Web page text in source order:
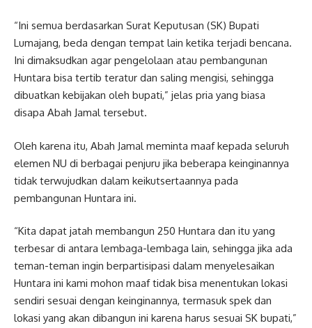
“Ini semua berdasarkan Surat Keputusan (SK) Bupati
Lumajang, beda dengan tempat lain ketika terjadi bencana.
Ini dimaksudkan agar pengelolaan atau pembangunan
Huntara bisa tertib teratur dan saling mengisi, sehingga
dibuatkan kebijakan oleh bupati,” jelas pria yang biasa
disapa Abah Jamal tersebut.
Oleh karena itu, Abah Jamal meminta maaf kepada seluruh
elemen NU di berbagai penjuru jika beberapa keinginannya
tidak terwujudkan dalam keikutsertaannya pada
pembangunan Huntara ini.
“Kita dapat jatah membangun 250 Huntara dan itu yang
terbesar di antara lembaga-lembaga lain, sehingga jika ada
teman-teman ingin berpartisipasi dalam menyelesaikan
Huntara ini kami mohon maaf tidak bisa menentukan lokasi
sendiri sesuai dengan keinginannya, termasuk spek dan
lokasi yang akan dibangun ini karena harus sesuai SK bupati,”